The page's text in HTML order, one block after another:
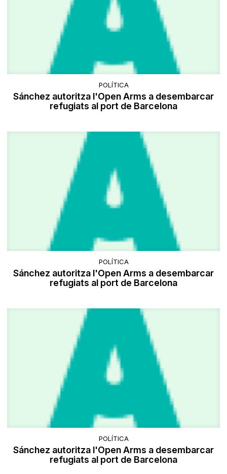
POLÍTICA
Sánchez autoritza l'Open Arms a desembarcar
refugiats al port de Barcelona
POLÍTICA
Sánchez autoritza l'Open Arms a desembarcar
refugiats al port de Barcelona
POLÍTICA
Sánchez autoritza l'Open Arms a desembarcar
refugiats al port de Barcelona